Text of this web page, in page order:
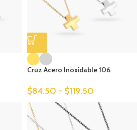
Cruz Acero Inoxidable 106
$84.50 - $119.50